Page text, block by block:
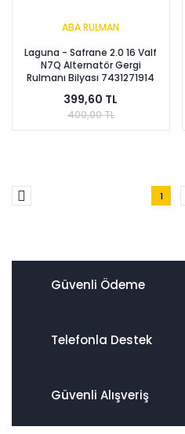
ABA RULMAN
Laguna - Safrane 2.0 16 Valf
N7Q Alternatör Gergi
Rulmanı Bilyası 7431271914
399,60 TL
400,00 TL
1
Güvenli Ödeme
Telefonla Destek
Güvenli Alışveriş